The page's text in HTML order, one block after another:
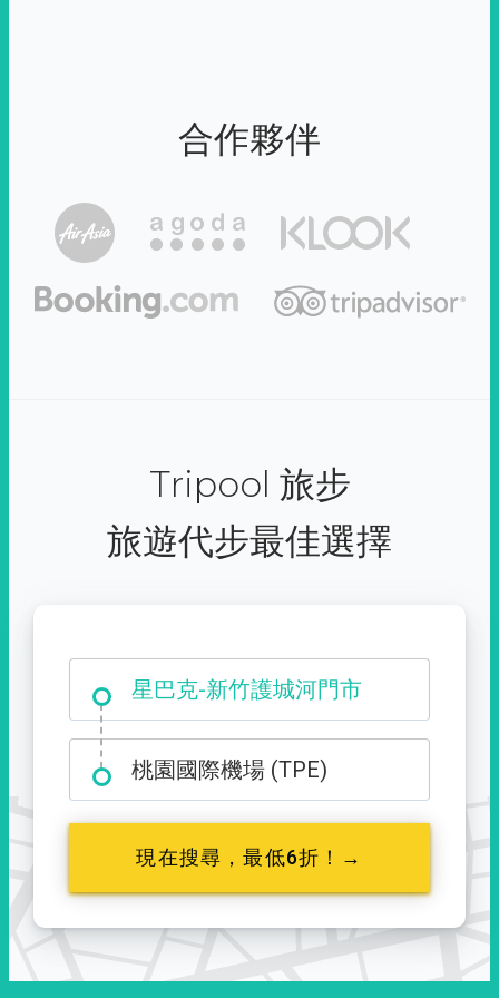
合作夥伴
Tripool 旅步
旅遊代步最佳選擇
大霸尖山登山口
桃園國際機場 (TPE)
現在搜尋，最低6折！→